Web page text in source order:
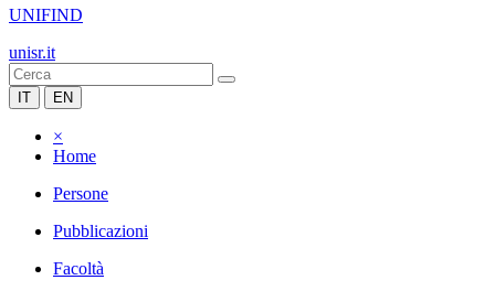
UNIFIND
unisr.it
IT EN
×
Home
Persone
Pubblicazioni
Facoltà